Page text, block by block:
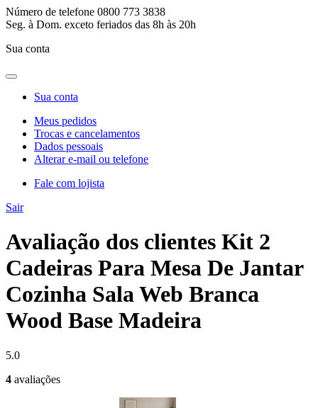
Número de telefone 0800 773 3838
Seg. à Dom. exceto feriados das 8h às 20h
Sua conta
Sua conta
Meus pedidos
Trocas e cancelamentos
Dados pessoais
Alterar e-mail ou telefone
Fale com lojista
Sair
Avaliação dos clientes Kit 2
Cadeiras Para Mesa De Jantar
Cozinha Sala Web Branca
Wood Base Madeira
5.0
4 avaliações